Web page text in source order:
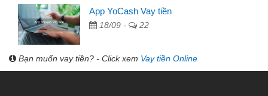
App YoCash Vay tiền
18/09 - 22
Bạn muốn vay tiền? - Click xem Vay tiền Online